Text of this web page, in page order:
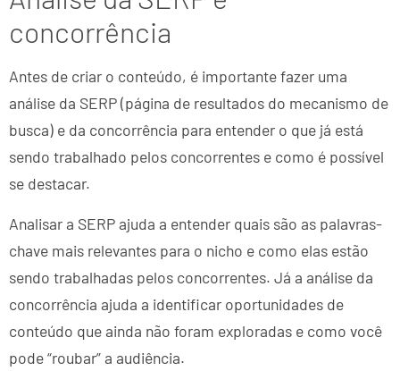
concorrência
Antes de criar o conteúdo, é importante fazer uma
análise da SERP (página de resultados do mecanismo de
busca) e da concorrência para entender o que já está
sendo trabalhado pelos concorrentes e como é possível
se destacar.
Analisar a SERP ajuda a entender quais são as palavras-
chave mais relevantes para o nicho e como elas estão
sendo trabalhadas pelos concorrentes. Já a análise da
concorrência ajuda a identificar oportunidades de
conteúdo que ainda não foram exploradas e como você
pode “roubar” a audiência.